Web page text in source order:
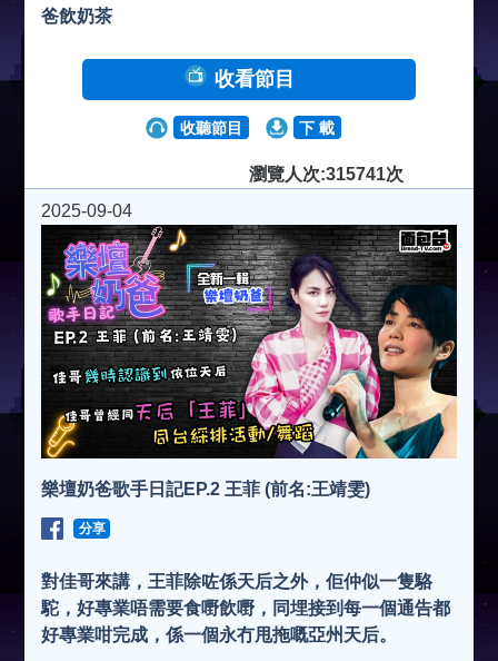
爸飲奶茶
收看節目
收聽節目 下 載
瀏覽人次:315741次
2025-09-04
樂壇奶爸歌手日記EP.2 王菲 (前名:王靖雯)
分享
對佳哥來講，王菲除咗係天后之外，佢仲似一隻駱
駝，好專業唔需要食嘢飲嘢，同埋接到每一個通告都
好專業咁完成，係一個永冇甩拖嘅亞州天后。